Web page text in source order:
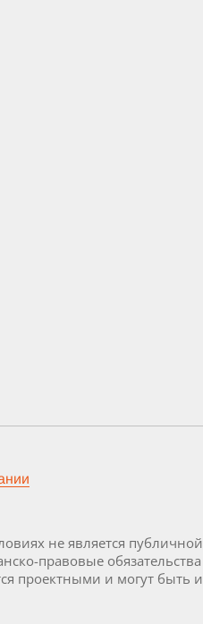
не является
правовые
проектными и могут быть